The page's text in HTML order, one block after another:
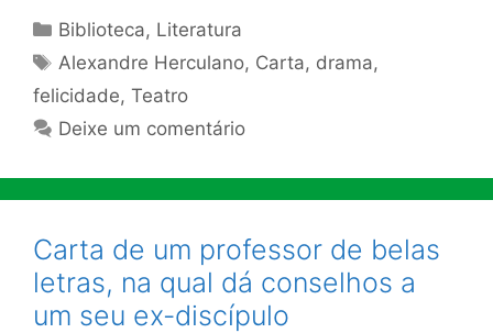
Categorias
Biblioteca, Literatura
Tags
Alexandre Herculano, Carta, drama,
felicidade, Teatro
Deixe um comentário
Carta de um professor de belas
letras, na qual dá conselhos a
um seu ex-discípulo